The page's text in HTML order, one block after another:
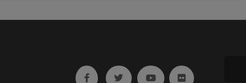
Ir a facebook (abre en ventana nueva)
Ir a twitter (abre en ventana
Ir a YouTube (abre en
Ir a Flickr (abre